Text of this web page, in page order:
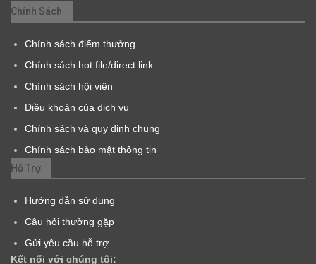
Chính Sách
Chính sách điểm thưởng
Chính sách hot file/direct link
Chính sách hội viên
Điều khoản của dịch vụ
Chính sách và quy định chung
Chính sách bảo mật thông tin
Hỗ Trợ
Hướng dẫn sử dụng
Câu hỏi thường gặp
Gửi yêu cầu hỗ trợ
Kết nối với chúng tôi: